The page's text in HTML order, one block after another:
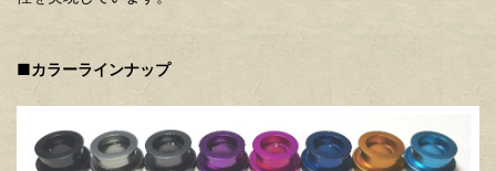
■カラーラインナップ